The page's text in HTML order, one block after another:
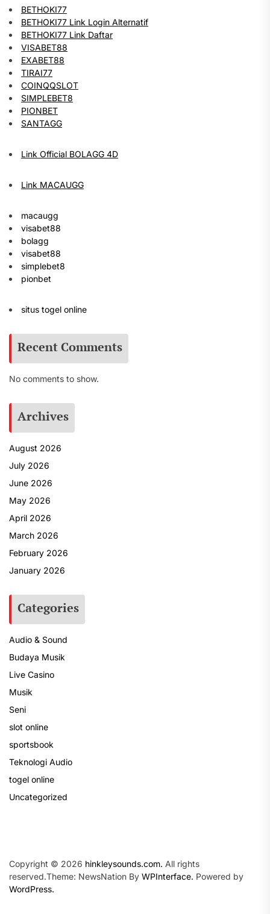
BETHOKI77
BETHOKI77 Link Login Alternatif
BETHOKI77 Link Daftar
VISABET88
EXABET88
TIRAI77
COINQQSLOT
SIMPLEBET8
PIONBET
SANTAGG
Link Official BOLAGG 4D
Link MACAUGG
macaugg
visabet88
bolagg
visabet88
simplebet8
pionbet
situs togel online
Recent Comments
No comments to show.
Archives
August 2026
July 2026
June 2026
May 2026
April 2026
March 2026
February 2026
January 2026
Categories
Audio & Sound
Budaya Musik
Live Casino
Musik
Seni
slot online
sportsbook
Teknologi Audio
togel online
Uncategorized
Copyright © 2026 hinkleysounds.com. All rights
reserved.Theme: NewsNation By WPInterface. Powered by
WordPress.